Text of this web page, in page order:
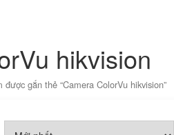
hikvision
được gắn thẻ “Camera ColorVu hikvision”